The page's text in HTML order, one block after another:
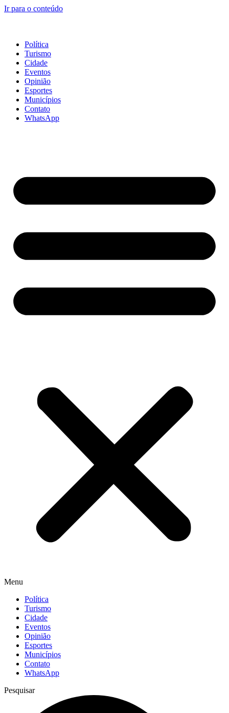
Ir para o conteúdo
Política
Turismo
Cidade
Eventos
Opinião
Esportes
Municípios
Contato
WhatsApp
Menu
Política
Turismo
Cidade
Eventos
Opinião
Esportes
Municípios
Contato
WhatsApp
Pesquisar